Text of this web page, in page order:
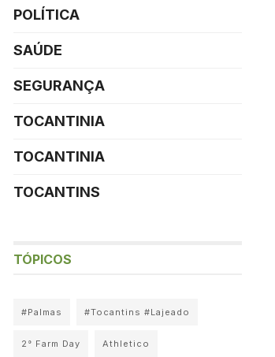
POLÍTICA
SAÚDE
SEGURANÇA
TOCANTINIA
TOCANTINIA
TOCANTINS
TÓPICOS
#Palmas #Tocantins #Lajeado
2° Farm Day Athletico